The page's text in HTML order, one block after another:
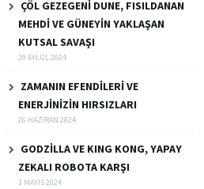
ÇÖL GEZEGENİ DUNE, FISILDANAN
MEHDİ VE GÜNEYİN YAKLAŞAN
KUTSAL SAVAŞI
29 EYLÜL 2024
ZAMANIN EFENDİLERİ VE
ENERJİNİZİN HIRSIZLARI
26 HAZIRAN 2024
GODZİLLA VE KING KONG, YAPAY
ZEKALI ROBOTA KARŞI
1 MAYIS 2024